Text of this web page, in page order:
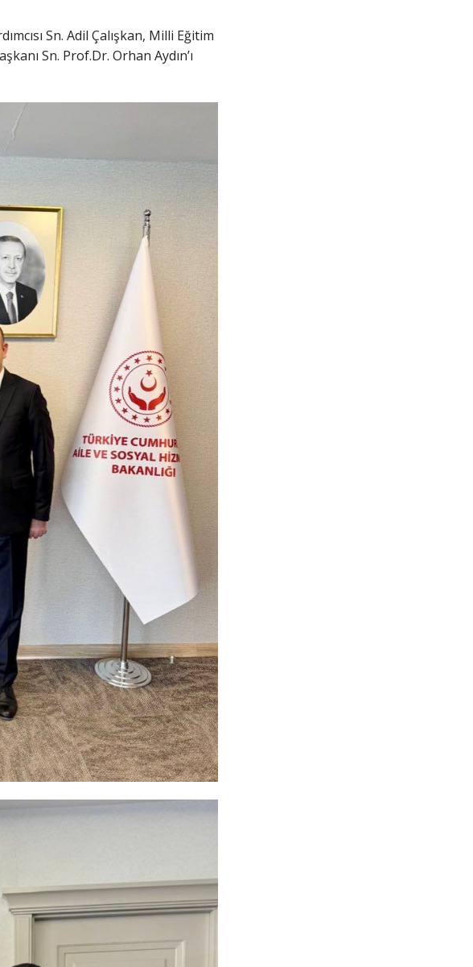
Sn. Adil Çalışkan, Milli Eğitim
Sn. Prof.Dr. Orhan Aydın’ı